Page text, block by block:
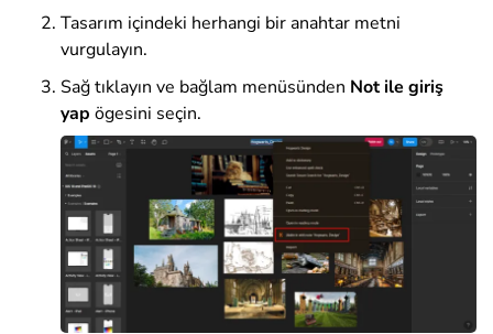
Tasarım içindeki herhangi bir anahtar metni
vurgulayın.
Sağ tıklayın ve bağlam menüsünden Not ile giriş
yap ögesini seçin.